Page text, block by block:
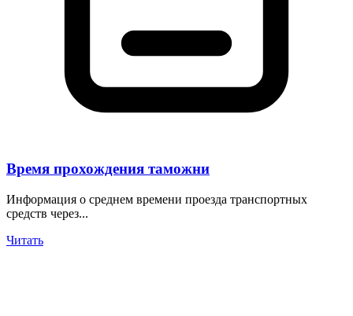
Время прохождения таможни
Информация о среднем времени проезда транспортных
средств через...
Читать